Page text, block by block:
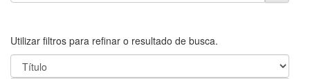
Utilizar filtros para refinar o resultado de busca.